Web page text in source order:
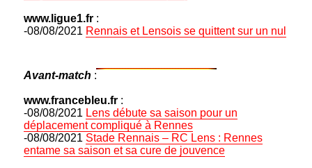
www.ligue1.fr :
-08/08/2021 Rennais et Lensois se quittent sur un nul
Avant-match :
www.francebleu.fr :
-08/08/2021 Lens débute sa saison pour un
déplacement compliqué à Rennes
-08/08/2021 Stade Rennais – RC Lens : Rennes
entame sa saison et sa cure de jouvence